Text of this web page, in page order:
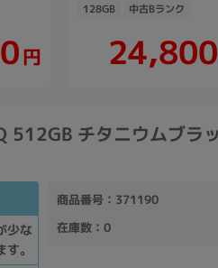
円
128GB 中古Bランク
24,800
チタニウムブラ
少な
。
商品番号：371190
在庫数：0